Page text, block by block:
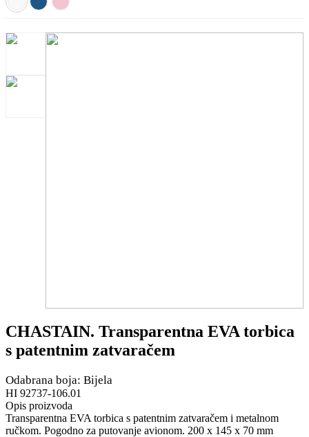
CHASTAIN. Transparentna EVA torbica
s patentnim zatvaračem
Odabrana boja: Bijela
HI 92737-106.01
Opis proizvoda
Transparentna EVA torbica s patentnim zatvaračem i metalnom
ručkom. Pogodno za putovanje avionom. 200 x 145 x 70 mm